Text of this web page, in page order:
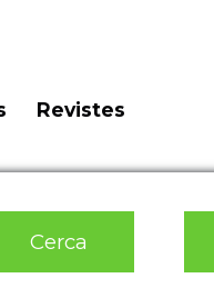
Revistes
Cerca